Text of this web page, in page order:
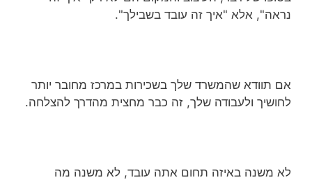
נראה", אלא "איך זה עובד בשבילך".
אם תוודא שהמשרד שלך בשכירות במרכז מחובר יותר
לחושיך ולעבודה שלך, זה כבר מחצית מהדרך להצלחה.
לא משנה באיזה תחום אתה עובד, לא משנה מה